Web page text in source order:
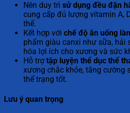
Nên duy trì sử dụng đều đặn
cung cấp đủ lượng vitamin A,
thể.
Kết hợp với chế độ ăn uống
phẩm giàu canxi như sữa, hải
hóa lợi ích cho xương và sức
Hỗ trợtập luyện thể dục thể
xương chắc khỏe, tăng cường
thể trạng tốt.
Lưu ý quan trọng